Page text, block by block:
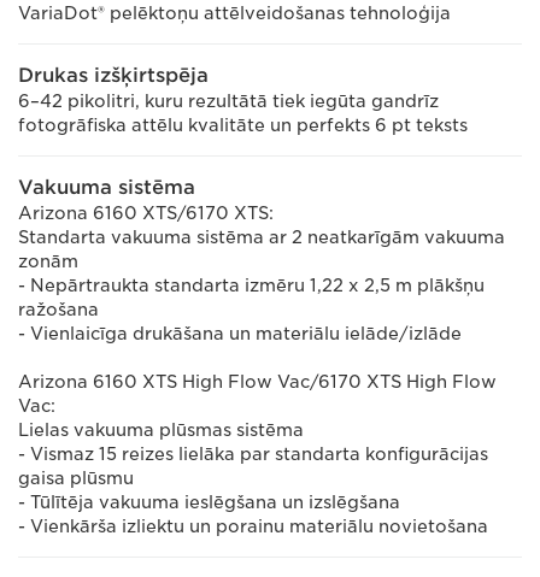
VariaDot® pelēktoņu attēlveidošanas tehnoloģija
Drukas izšķirtspēja
6–42 pikolitri, kuru rezultātā tiek iegūta gandrīz
fotogrāfiska attēlu kvalitāte un perfekts 6 pt teksts
Vakuuma sistēma
Arizona 6160 XTS/6170 XTS:
Standarta vakuuma sistēma ar 2 neatkarīgām vakuuma
zonām
- Nepārtraukta standarta izmēru 1,22 x 2,5 m plākšņu
ražošana
- Vienlaicīga drukāšana un materiālu ielāde/izlāde
Arizona 6160 XTS High Flow Vac/6170 XTS High Flow
Vac:
Lielas vakuuma plūsmas sistēma
- Vismaz 15 reizes lielāka par standarta konfigurācijas
gaisa plūsmu
- Tūlītēja vakuuma ieslēgšana un izslēgšana
- Vienkārša izliektu un porainu materiālu novietošana